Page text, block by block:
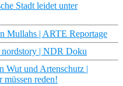
Stadt leidet unter
Mullahs | ARTE Reportage
nordstory | NDR Doku
Wut und Artenschutz |
müssen reden!